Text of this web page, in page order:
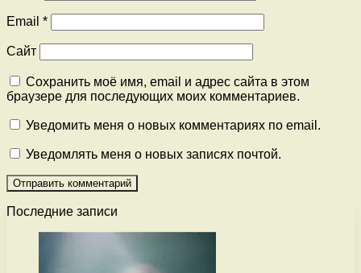
Email *
Сайт
Сохранить моё имя, email и адрес сайта в этом
браузере для последующих моих комментариев.
Уведомить меня о новых комментариях по email.
Уведомлять меня о новых записях почтой.
Последние записи